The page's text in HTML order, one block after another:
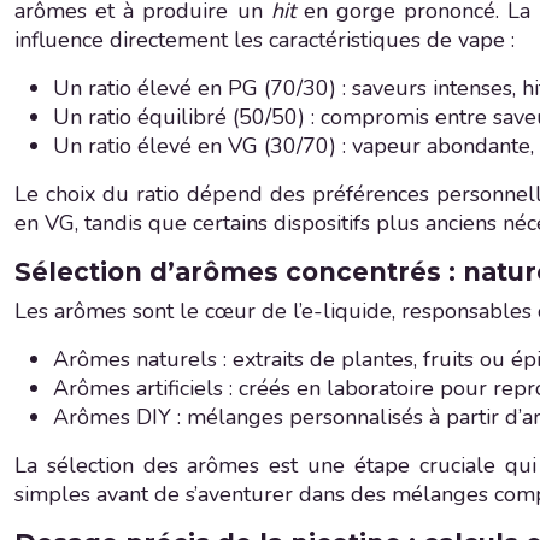
arômes et à produire un hit en gorge prononcé.
influence directement les caractéristiques de vape :
Un ratio élevé en PG (70/30) : saveurs intenses,
Un ratio équilibré (50/50) : compromis entre
Un ratio élevé en VG (30/70) : vapeur
Le choix du ratio dépend des préférences
en VG, tandis que certains dispositifs plus anciens
Sélection d’arômes concentrés :
Les arômes sont le cœur de l’e-liquide,
Arômes naturels : extraits de plantes, fruits ou
Arômes artificiels : créés en laboratoire pour
Arômes DIY : mélanges personnalisés à partir
La sélection des arômes est une étape cruciale
simples avant de s’aventurer dans des mélanges